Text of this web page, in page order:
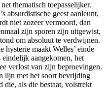
net thematisch toepasselijker.
absurdistische geest aanleunt,
niet zozeer vermoord, dan
zijn sporen zijn uitgewist,
om absoluut te verdwijnen.
hysterie maakt Welles’ einde
aangekomen, het
verlost van zijn beproevingen.
lijn met het soort bevrijding
als die bestaat, volstrekt